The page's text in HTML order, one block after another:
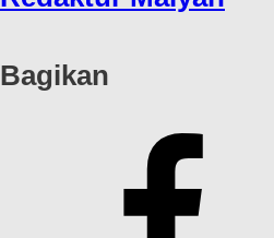
Bagikan